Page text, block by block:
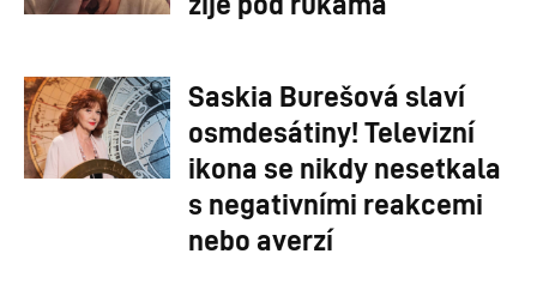
Saskia Burešová slaví
osmdesátiny! Televizní
ikona se nikdy nesetkala
s negativními reakcemi
nebo averzí